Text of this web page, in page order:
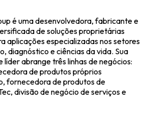
é uma desenvolvedora, fabricante e
de soluções proprietárias
aplicações especializadas nos setores
diagnóstico e ciências da vida. Sua
abrange três linhas de negócios:
de produtos próprios
fornecedora de produtos de
divisão de negócio de serviços e